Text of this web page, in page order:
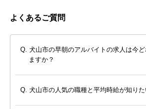
よくあるご質問
犬山市の早朝のアルバイトの求人は今ど
ますか？
犬山市の人気の職種と平均時給が知りた